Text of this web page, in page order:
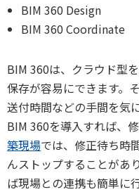
BIM 360 Design
BIM 360 Coordinate
BIM 360は、クラウド型
保存が容易にできます。
送付時間などの手間を気
BIM 360を導入すれば、
築現場では、修正待ち時
んストップすることがあ
ば現場との連携も簡単に